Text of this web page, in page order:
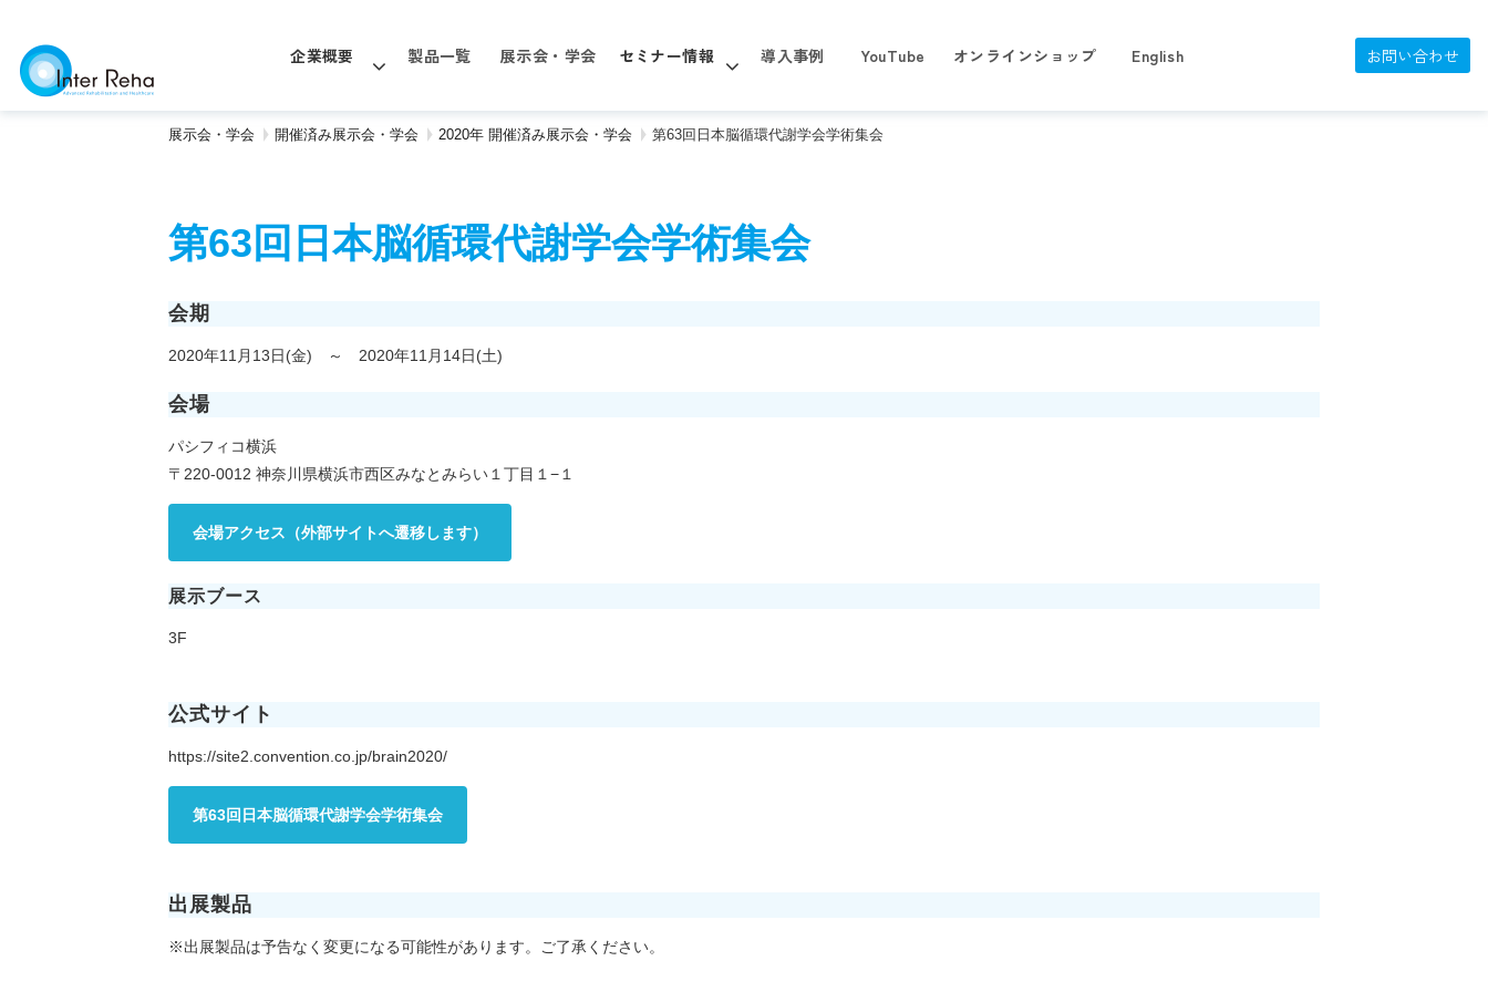
企業概要 製品一覧 展示会・学会 セミナー情報 導入事例 YouTube オンラインショップ English お問い合わせ
展示会・学会 開催済み展示会・学会 2020年 開催済み展示会・学会 第63回日本脳循環代謝学会学術集会
第63回日本脳循環代謝学会学術集会
会期
2020年11月13日(金) ～ 2020年11月14日(土)
会場
パシフィコ横浜
〒220-0012 神奈川県横浜市西区みなとみらい１丁目１−１
会場アクセス（外部サイトへ遷移します）
展示ブース
3F
公式サイト
https://site2.convention.co.jp/brain2020/
第63回日本脳循環代謝学会学術集会
出展製品
※出展製品は予告なく変更になる可能性があります。ご了承ください。